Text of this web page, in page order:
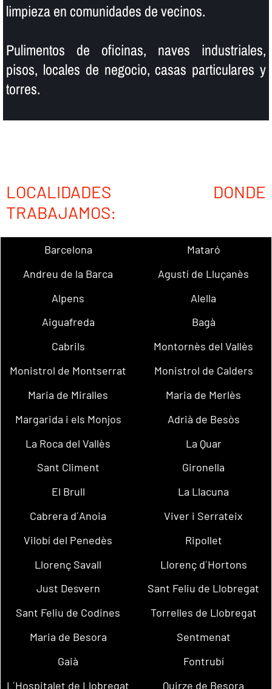
limpieza en comunidades de vecinos.
Pulimentos de oficinas, naves industriales,
pisos, locales de negocio, casas particulares y
torres.
LOCALIDADES DONDE
TRABAJAMOS:
Barcelona
Mataró
Andreu de la Barca
Agustí de Lluçanès
Alpens
Alella
Aiguafreda
Bagà
Cabrils
Montornès del Vallès
Monistrol de Montserrat
Monistrol de Calders
Maria de Miralles
Maria de Merlès
Margarida i els Monjos
Adrià de Besòs
La Roca del Vallès
La Quar
Sant Climent
Gironella
El Brull
La Llacuna
Cabrera d´Anoia
Viver i Serrateix
Vilobí del Penedès
Ripollet
Llorenç Savall
Llorenç d´Hortons
Just Desvern
Sant Feliu de Llobregat
Sant Feliu de Codines
Torrelles de Llobregat
Maria de Besora
Sentmenat
Gaià
Fontrubí
L´Hospitalet de Llobregat
Quirze de Besora